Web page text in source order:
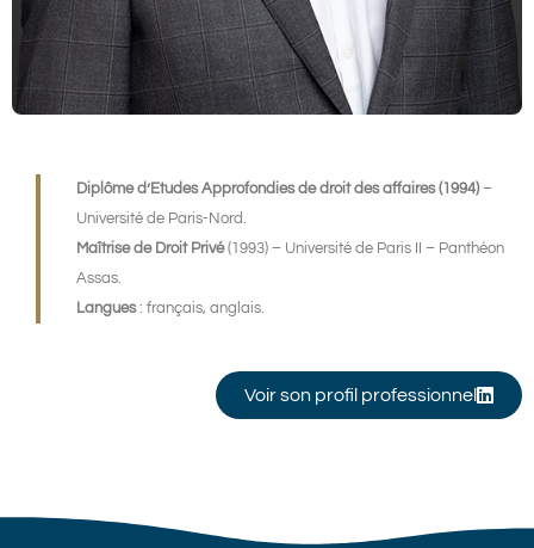
Diplôme d’Etudes Approfondies de droit des affaires (1994)–
Université de Paris-Nord.
Maîtrise de Droit Privé(1993) – Université de Paris II – Panthéon
Assas.
Langues: français, anglais.
Voir son profil professionnel